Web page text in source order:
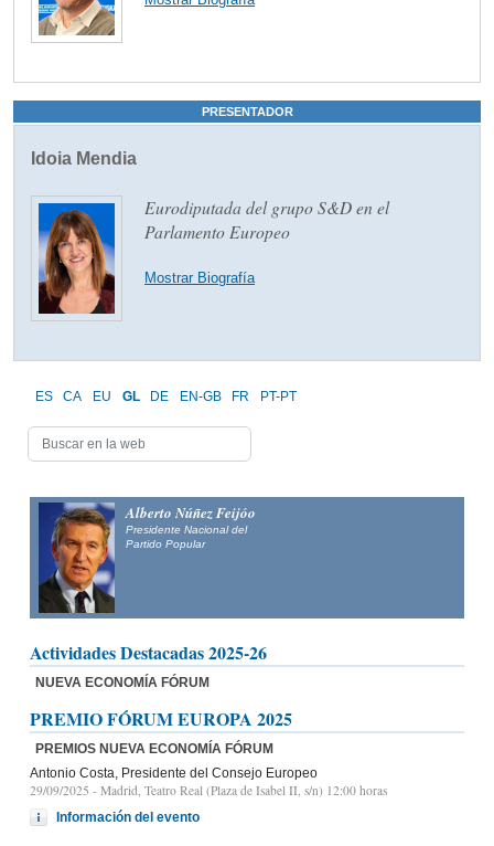
PRESENTADOR
Idoia Mendia
Eurodiputada del grupo S&D en el
Parlamento Europeo
Mostrar Biografía
ES CA EU GL DE EN-GB FR PT-PT
Alberto Núñez Feijóo
Presidente Nacional del
Partido Popular
Actividades Destacadas 2025-26
NUEVA ECONOMÍA FÓRUM
PREMIO FÓRUM EUROPA 2025
PREMIOS NUEVA ECONOMÍA FÓRUM
Antonio Costa, Presidente del Consejo Europeo
29/09/2025 - Madrid, Teatro Real (Plaza de Isabel II, s/n) 12:00 horas
Información del evento